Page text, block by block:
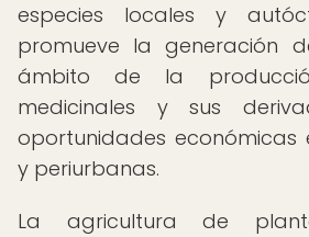
especies locales y
promueve la generación
ámbito de la
medicinales y sus
oportunidades económicas
y periurbanas.
La agricultura de